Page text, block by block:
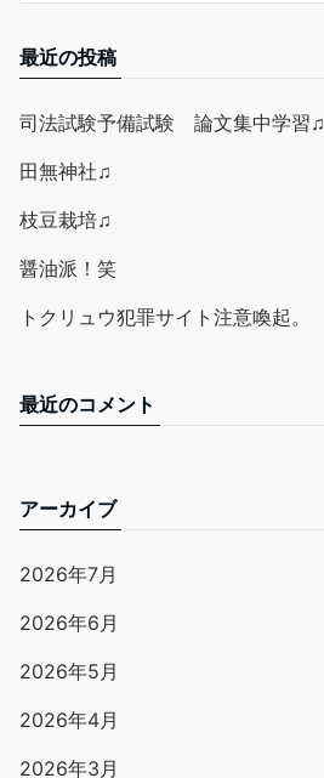
最近の投稿
司法試験予備試験 論文集中学習♫
田無神社♫
枝豆栽培♫
醤油派！笑
トクリュウ犯罪サイト注意喚起。
最近のコメント
アーカイブ
2026年7月
2026年6月
2026年5月
2026年4月
2026年3月